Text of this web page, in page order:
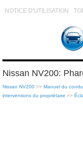
NOTICE D'UTILISATION
Nissan NV200:
Nissan NV200 >> Manuel du
interventions du propriétaire >>